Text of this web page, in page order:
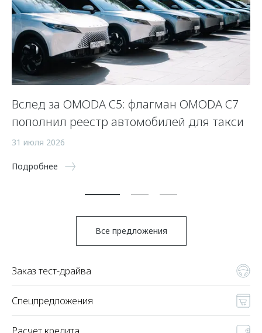
Вслед за OMODA C5: флагман OMODA C7
пополнил реестр автомобилей для такси
31 июля 2026
Подробнее
Все предложения
Заказ тест-драйва
Спецпредложения